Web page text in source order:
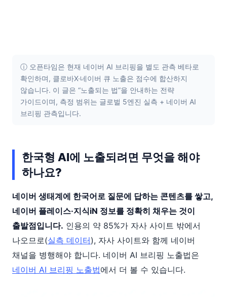
ⓘ 오픈타임은 현재 네이버 AI 브리핑을 별도 관측 베타로
확인하며, 클로바X·네이버 큐 노출은 점수에 합산하지
않습니다. 이 글은 “노출되는 법”을 안내하는 전략
가이드이며, 측정 범위는 글로벌 5엔진 실측 + 네이버 AI
브리핑 관측입니다.
한국형 AI에 노출되려면 무엇을 해야
하나요?
네이버 생태계에 한국어로 질문에 답하는 콘텐츠를 쌓고,
네이버 플레이스·지식iN 정보를 정확히 채우는 것이
출발점입니다. 인용의 약 85%가 자사 사이트 밖에서
나오므로(실측 데이터), 자사 사이트와 함께 네이버
채널을 병행해야 합니다. 네이버 AI 브리핑 노출법은
네이버 AI 브리핑 노출법에서 더 볼 수 있습니다.